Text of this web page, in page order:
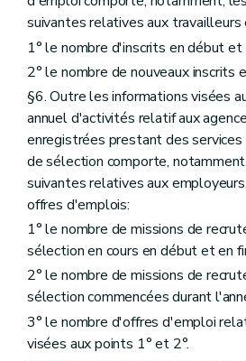
suivantes relatives aux travailleurs
1° le nombre d'inscrits en début et
2° le nombre de nouveaux inscrits
§6. Outre les informations visées
annuel d'activités relatif aux
enregistrées prestant des
de sélection comporte,
suivantes relatives aux
offres d'emplois:
1° le nombre de missions de
sélection en cours en début et en
2° le nombre de missions de
sélection commencées durant
3° le nombre d'offres d'emploi
visées aux points 1° et 2°.